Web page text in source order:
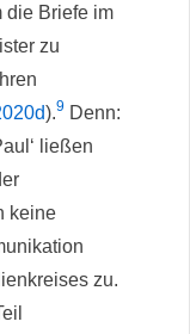
die Briefe im
zu
).9 Denn:
ließen
keine
zu.